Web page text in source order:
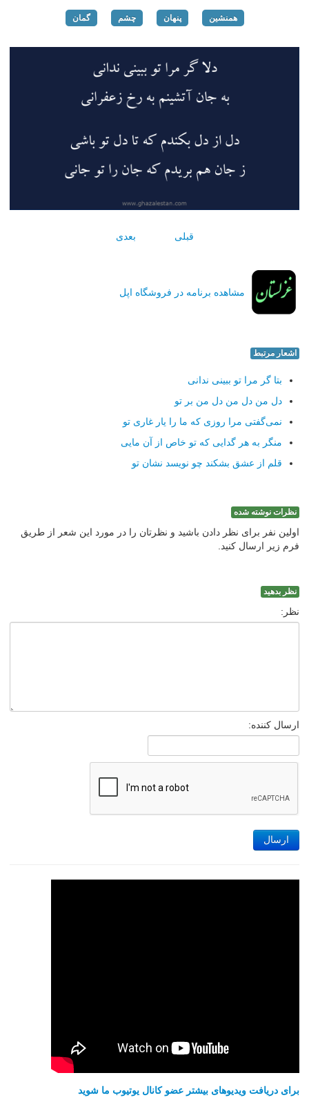
همنشین پنهان چشم گمان
قبلی بعدی
مشاهده برنامه در فروشگاه اپل
اشعار مرتبط
بتا گر مرا تو ببینی ندانی
دل من دل من دل من بر تو
نمی‌گفتی مرا روزی كه ما را یار غاری تو
منگر به هر گدایی كه تو خاص از آن مایی
قلم از عشق بشكند چو نویسد نشان تو
نظرات نوشته شده
اولین نفر برای نظر دادن باشید و نظرتان را در مورد این شعر از طریق
فرم زیر ارسال کنید.
نظر بدهید
نظر:
ارسال کننده:
ارسال
برای دریافت ویدیوهای بیشتر عضو کانال یوتیوب ما شوید